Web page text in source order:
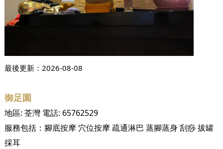
最後更新： 2026-08-08
御足園
地區: 荃灣電話: 65762529
服務包括： 腳底按摩 穴位按摩疏通淋巴 蒸腳蒸身刮痧拔罐
採耳